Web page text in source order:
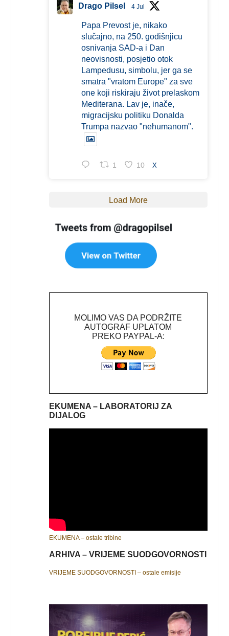
Drago Pilsel 4 Jul
Papa Prevost je, nikako
slučajno, na 250. godišnjicu
osnivanja SAD-a i Dan
neovisnosti, posjetio otok
Lampedusu, simbolu, jer ga se
smatra "vratom Europe" za sve
one koji riskiraju život prelaskom
Mediterana. Lav je, inače,
migracijsku politiku Donalda
Trumpa nazvao "nehumanom".
1 10 X
Load More
MOLIMO VAS DA PODRŽITE
AUTOGRAF UPLATOM
PREKO PAYPAL-A:
EKUMENA – LABORATORIJ ZA
DIJALOG
EKUMENA – ostale tribine
ARHIVA – VRIJEME SUODGOVORNOSTI
VRIJEME SUODGOVORNOSTI – ostale emisije